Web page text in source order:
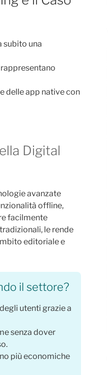
subito una
delle app native con
Digital
avanzate
offline,
facilmente
le rende
editoriale e
il settore?
utenti grazie a
senza dover
più economiche